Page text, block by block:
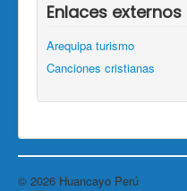
Enlaces externos
Arequipa turismo
Canciones cristianas
© 2026 Huancayo Perú